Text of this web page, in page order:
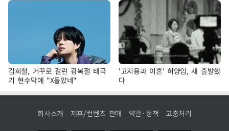
김희철, 거꾸로 걸린 광복절 태극
기 현수막에 "X돌았네"
'고지용과 이혼' 허양임, 새 출발했
다
회사소개 제휴/컨텐츠 판매 약관·정책 고충처리